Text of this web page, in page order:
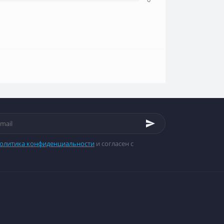
конфиденциальности и согласен с